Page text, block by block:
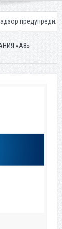
о новом
«А8»